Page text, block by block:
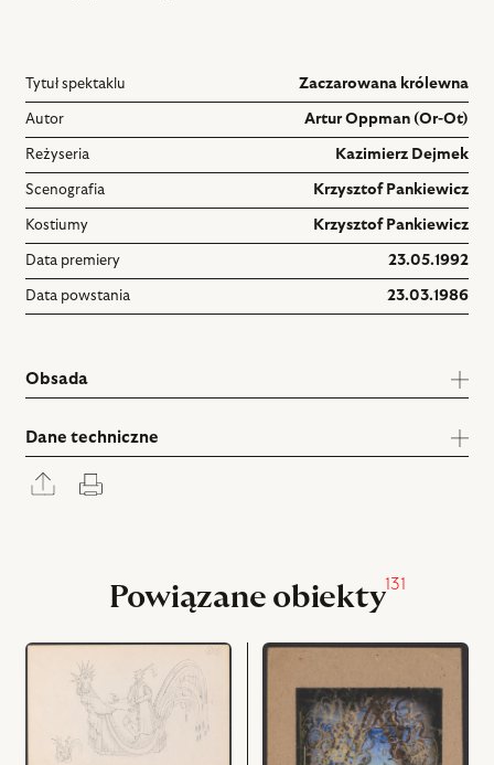
Tytuł spektaklu Zaczarowana królewna
Autor Artur Oppman (Or-Ot)
Reżyseria Kazimierz Dejmek
Scenografia Krzysztof Pankiewicz
Kostiumy Krzysztof Pankiewicz
Data premiery 23.05.1992
Data powstania 23.03.1986
Obsada
Dane techniczne
Rozwiń
panel
Powiązane obiekty131
przejdź
obiektu
Zaczarowana
królewna,
przejdź
obiektu
Zaczarowana
królewna,